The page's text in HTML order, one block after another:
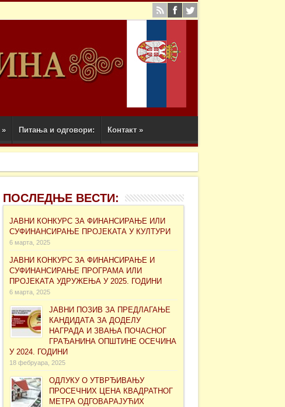
» Питања и одговори: Контакт »
ПОСЛЕДЊЕ ВЕСТИ:
ЈАВНИ КОНКУРС ЗА ФИНАНСИРАЊЕ ИЛИ
СУФИНАНСИРАЊЕ ПРОЈЕКАТА У КУЛТУРИ
6 марта, 2025
ЈАВНИ КОНКУРС ЗА ФИНАНСИРАЊЕ И
СУФИНАНСИРАЊЕ ПРОГРАМА ИЛИ
ПРОЈЕКАТА УДРУЖЕЊА У 2025. ГОДИНИ
6 марта, 2025
ЈАВНИ ПОЗИВ ЗА ПРЕДЛАГАЊЕ
КАНДИДАТА ЗА ДОДЕЛУ
НАГРАДА И ЗВАЊА ПОЧАСНОГ
ГРАЂАНИНА ОПШТИНЕ ОСЕЧИНА
У 2024. ГОДИНИ
18 фебруара, 2025
ОДЛУКУ О УТВРЂИВАЊУ
ПРОСЕЧНИХ ЦЕНА КВАДРАТНОГ
МЕТРА ОДГОВАРАЈУЋИХ